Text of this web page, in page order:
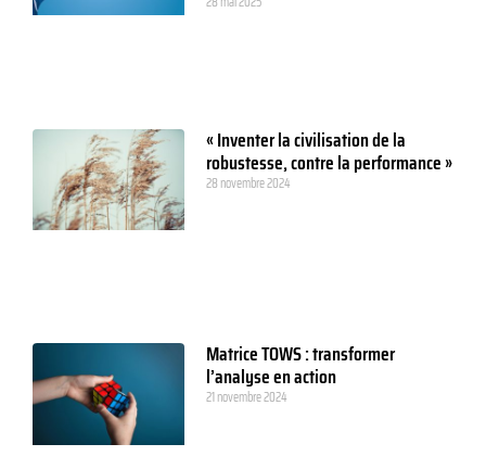
« Inventer la civilisation de la
robustesse, contre la performance »
28 novembre 2024
Matrice TOWS : transformer
l’analyse en action
21 novembre 2024